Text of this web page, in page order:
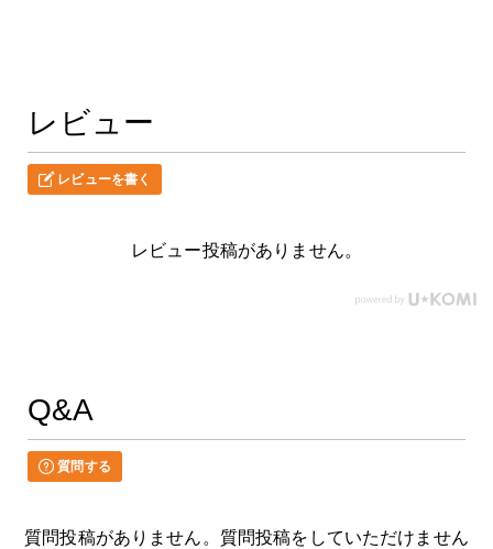
レビュー
レビューを書く
レビュー投稿がありません。
Q&A
質問する
質問投稿がありません。質問投稿をしていただけません